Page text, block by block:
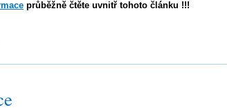
průběžně čtěte uvnitř tohoto článku !!!